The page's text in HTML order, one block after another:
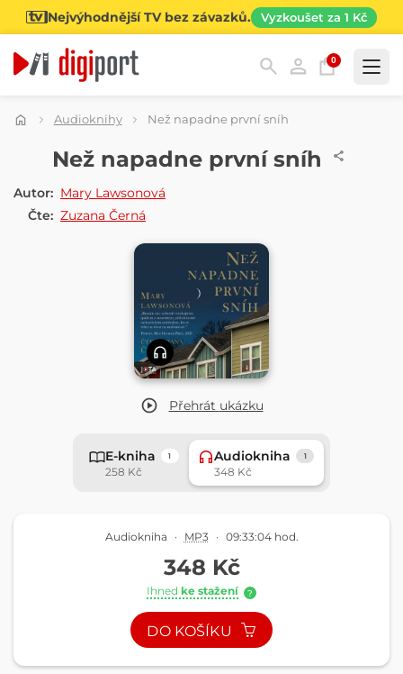
Nejvýhodnější TV bez závazků. Vyzkoušet za 1 Kč
0
Kategorie
Audioknihy Než napadne první sníh
Přehrát ukázku
AUDIOKNIHANež napadne první sníh
Autor: Mary Lawsonová
Čte: Zuzana Černá
E-kniha 1
258 Kč
Audiokniha 1
348 Kč
Audiokniha · MP3 · 09:33:04 hod.
348 Kč
Ihned ke stažení ?
DO KOŠÍKU